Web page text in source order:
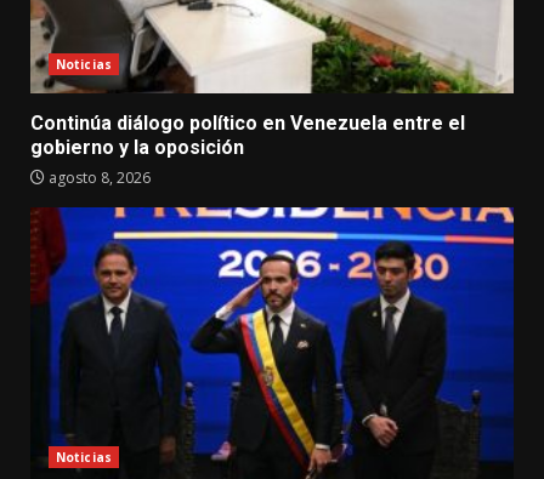
Noticias
Continúa diálogo político en Venezuela entre el
gobierno y la oposición
agosto 8, 2026
Noticias